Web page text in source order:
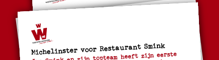
Michelinster voor Restaurant Smink